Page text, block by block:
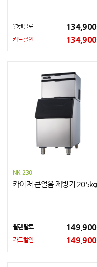
월렌탈료 134,900
카드할인 134,900
NK-230
카이저 큰얼음 제빙기 205kg
월렌탈료 149,900
카드할인 149,900